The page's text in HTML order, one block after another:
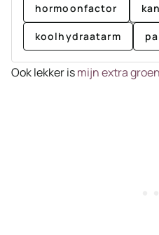
hormoonfactor
koolhydraatarm
Ook lekker ismijn extra